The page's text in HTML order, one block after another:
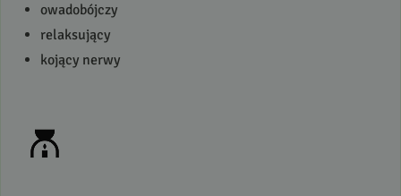
owadobójczy
relaksujący
kojący nerwy